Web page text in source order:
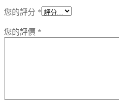
您的評分 *
您的評價 *